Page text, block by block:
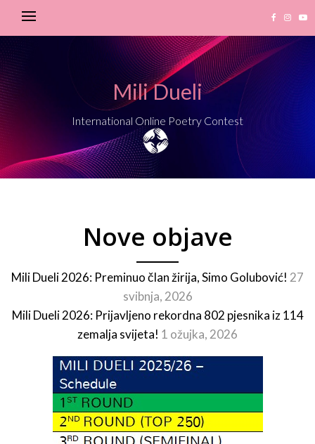
Mili Dueli
International Online Poetry Contest
Nove objave
Mili Dueli 2026: Preminuo član žirija, Simo Golubović! 27
svibnja, 2026
Mili Dueli 2026: Prijavljeno rekordna 802 pjesnika iz 114
zemalja svijeta! 1 ožujka, 2026